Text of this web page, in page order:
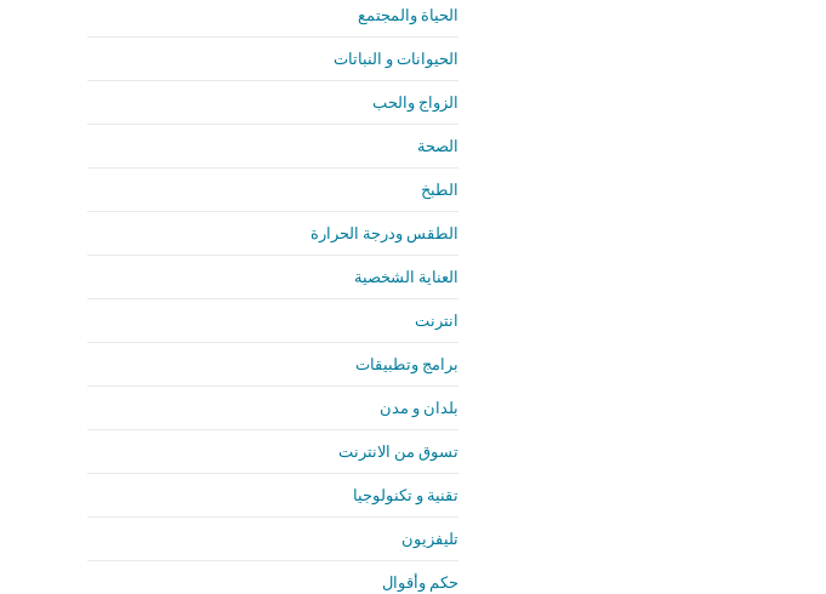
الحياة والمجتمع
الحيوانات و النباتات
الزواج والحب
الصحة
الطبخ
الطقس ودرجة الحرارة
العناية الشخصية
انترنت
برامج وتطبيقات
بلدان و مدن
تسوق من الانترنت
تقنية و تكنولوجيا
تليفزيون
حكم وأقوال